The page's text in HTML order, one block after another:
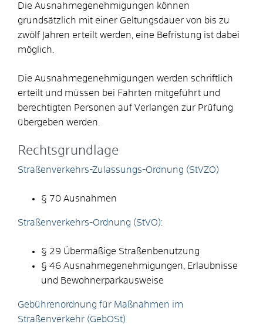
Die Ausnahmegenehmigungen können
grundsätzlich mit einer Geltungsdauer von bis zu
zwölf Jahren erteilt werden, eine Befristung ist dabei
möglich.
Die Ausnahmegenehmigungen werden schriftlich
erteilt und müssen bei Fahrten mitgeführt und
berechtigten Personen auf Verlangen zur Prüfung
übergeben werden.
Rechtsgrundlage
Straßenverkehrs-Zulassungs-Ordnung (StVZO)
§ 70 Ausnahmen
Straßenverkehrs-Ordnung (StVO):
§ 29 Übermäßige Straßenbenutzung
§ 46 Ausnahmegenehmigungen, Erlaubnisse
und Bewohnerparkausweise
Gebührenordnung für Maßnahmen im
Straßenverkehr (GebOSt)